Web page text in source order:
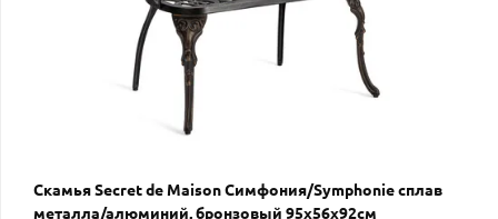
Скамья Secret de Maison Симфония/Symphonie сплав
металла/алюминий, бронзовый 95х56х92см